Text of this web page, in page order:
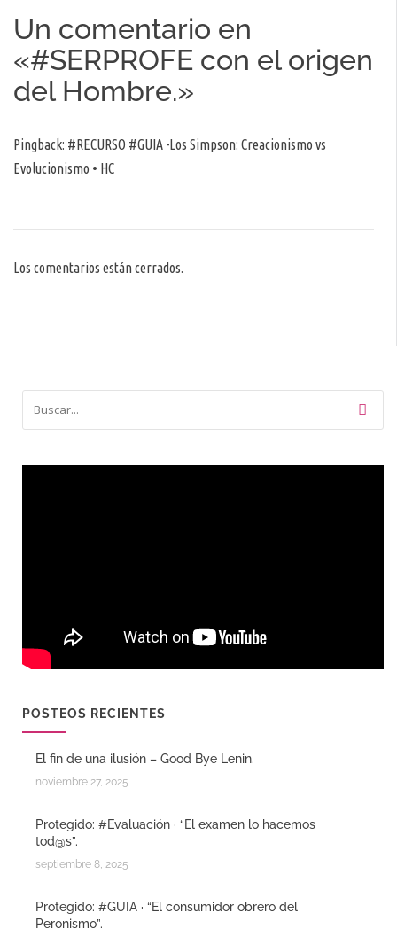
Un comentario en
«#SERPROFE con el origen
del Hombre.»
Pingback: #RECURSO #GUIA -Los Simpson: Creacionismo vs
Evolucionismo • HC
Los comentarios están cerrados.
POSTEOS RECIENTES
El fin de una ilusión – Good Bye Lenin.
noviembre 27, 2025
Protegido: #Evaluación · “El examen lo hacemos
tod@s”.
septiembre 8, 2025
Protegido: #GUIA · “El consumidor obrero del
Peronismo”.